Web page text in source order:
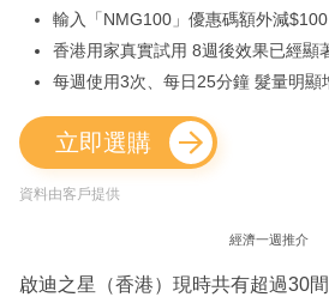
輸入「NMG100」優惠碼額外減$100
香港用家真實試用 8週後效果已經顯
每週使用3次、每日25分鐘 髮量明顯
立即選購
資料由客戶提供
經濟一週推介
啟迪之星（香港）現時共有超過30